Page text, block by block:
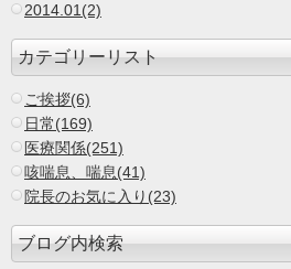
2014.01(2)
カテゴリーリスト
ご挨拶(6)
日常(169)
医療関係(251)
咳喘息、喘息(41)
院長のお気に入り(23)
ブログ内検索